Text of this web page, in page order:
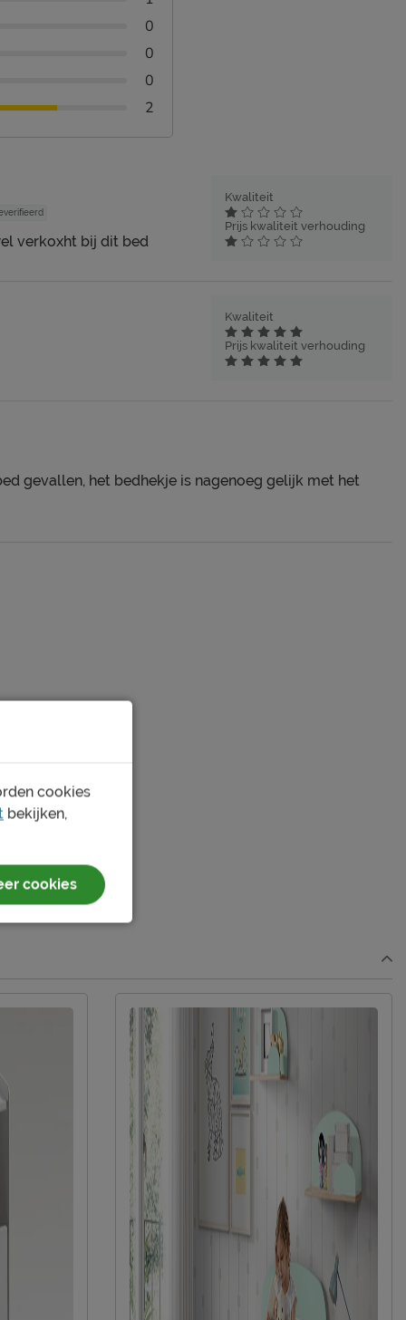
0
0
0
2
verkoxht bij dit bed
Kwaliteit
Prijs kwaliteit verhouding
Kwaliteit
Prijs kwaliteit verhouding
gevallen, het bedhekje is nagenoeg gelijk met het
cookies
bekijken,
cookies